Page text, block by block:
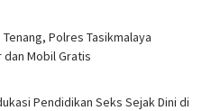
Polres Tasikmalaya
Mobil Gratis
Pendidikan Seks Sejak Dini di